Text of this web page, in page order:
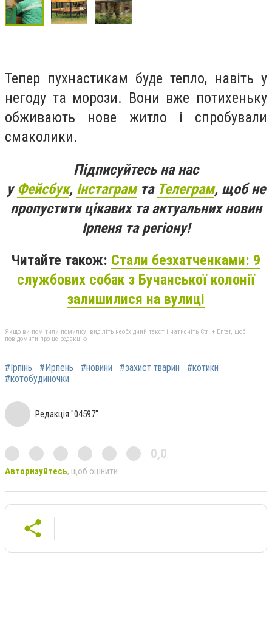
Тепер пухнастикам буде тепло, навіть у
негоду та морози. Вони вже потихеньку
обживають нове житло і спробували
смаколики.
Підписуйтесь на нас
уФейсбук, Інстаграмта Телеграм, щоб не
пропустити цікавих та актуальних новин
Ірпеня та регіону!
Читайте також: Стали безхатченками: 9
службових собак з Бучанської колонії
залишилися на вулиці
Якщо ви помітили помилку, виділіть необхідний текст і натисніть Ctrl + Enter, щоб
повідомити про це редакцію
#Ірпінь #Ирпень #новини #захист тварин
#котики
#котобудиночки
Редакція "04597"
0,0
Авторизуйтесь, щоб оцінити